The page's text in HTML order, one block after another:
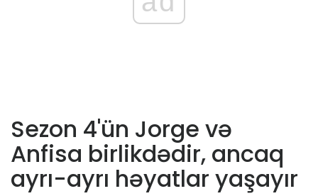
Sezon 4'ün Jorge və
Anfisa birlikdədir, ancaq
ayrı-ayrı həyatlar yaşayır